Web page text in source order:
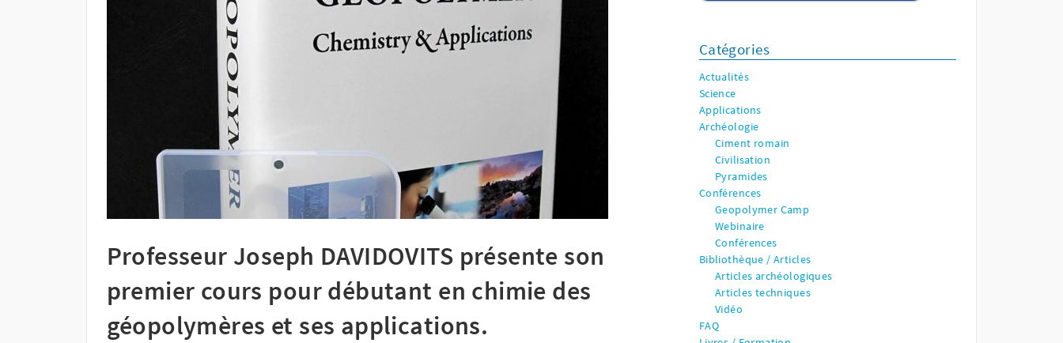
Professeur Joseph DAVIDOVITS présente son
premier cours pour débutant en chimie des
géopolymères et ses applications.
Catégories
Actualités
Science
Applications
Archéologie
Ciment romain
Civilisation
Pyramides
Conférences
Geopolymer Camp
Webinaire
Conférences
Bibliothèque / Articles
Articles archéologiques
Articles techniques
Vidéo
FAQ